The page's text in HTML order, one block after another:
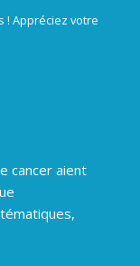
! Appréciez votre
cancer aient